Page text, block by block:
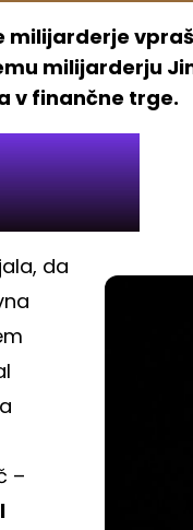
milijarderje
milijarderju
v finančne trge.
da
–